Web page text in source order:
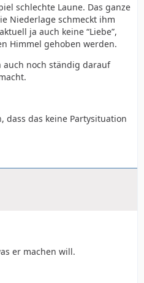
schlechte Laune. Das ganze
Niederlage schmeckt ihm
ja auch keine “Liebe”,
Himmel gehoben werden.
noch ständig darauf
dass das keine Partysituation
er machen will.